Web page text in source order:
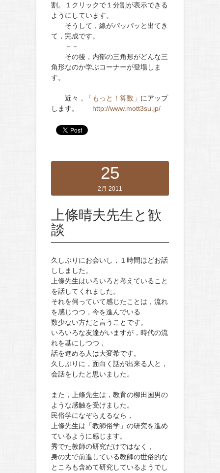
割。１クリックで１分割が表示できる
ようにしています。
そうして，線がパッパッと出てき
て，完成です。
－－
その後，内部の三角形がどんな三
角形なのか学ぶコーナーが登場しま
す。
近々， 「もっと！算数」 にアップ
します。 http://www.mott3su.jp/
25
2月 2011
上條晴夫先生と歓
談
久しぶりにお会いし，１時間ほどお話
ししました。
上條先生はいろいろと考えていること
を話してくれました。
それを伺っていて感じたことは，流れ
を感じつつ，今を進んでいる
数少ない方だと言うことです。
いろいろな友達がいますが，時代の流
れを基にしつつ，
話を進める人は大変希です。
久しぶりに，面白く話が出来る人と，
会話をしたと思いました。
また，上條先生は，教育の柳田国男の
ような感触を受けました。
民俗学になぞらえるなら，
上條先生は「教師俗学」の研究を進め
ているように感じます。
秀でた教師の研究だけではなく，
身の丈で前進している教師の世俗的な
ところも含めて研究しているようでし